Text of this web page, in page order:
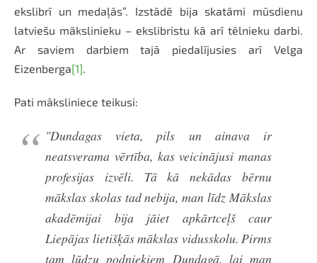
ekslibrī un medaļās”. Izstādē bija skatāmi mūsdienu
latviešu mākslinieku – ekslibristu kā arī tēlnieku darbi.
Ar saviem darbiem tajā piedalījusies arī Velga
Eizenberga[1]
Pati māksliniece teikusi:
"Dundagas vieta, pils un ainava ir
neatsverama vērtība, kas veicinājusi manas
profesijas izvēli. Tā kā nekādas bērnu
mākslas skolas tad nebija, man līdz Mākslas
akadēmijai bija jāiet apkārtceļš caur
Liepājas lietišķās mākslas vidusskolu. Pirms
tam lūdzu podniekiem Dundagā, lai man